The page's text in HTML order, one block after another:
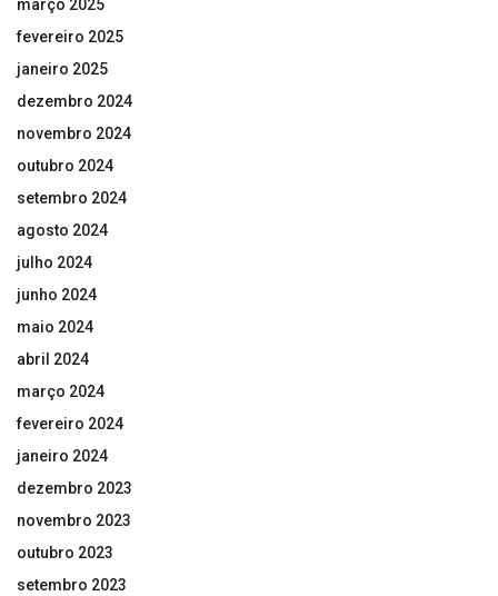
março 2025
fevereiro 2025
janeiro 2025
dezembro 2024
novembro 2024
outubro 2024
setembro 2024
agosto 2024
julho 2024
junho 2024
maio 2024
abril 2024
março 2024
fevereiro 2024
janeiro 2024
dezembro 2023
novembro 2023
outubro 2023
setembro 2023